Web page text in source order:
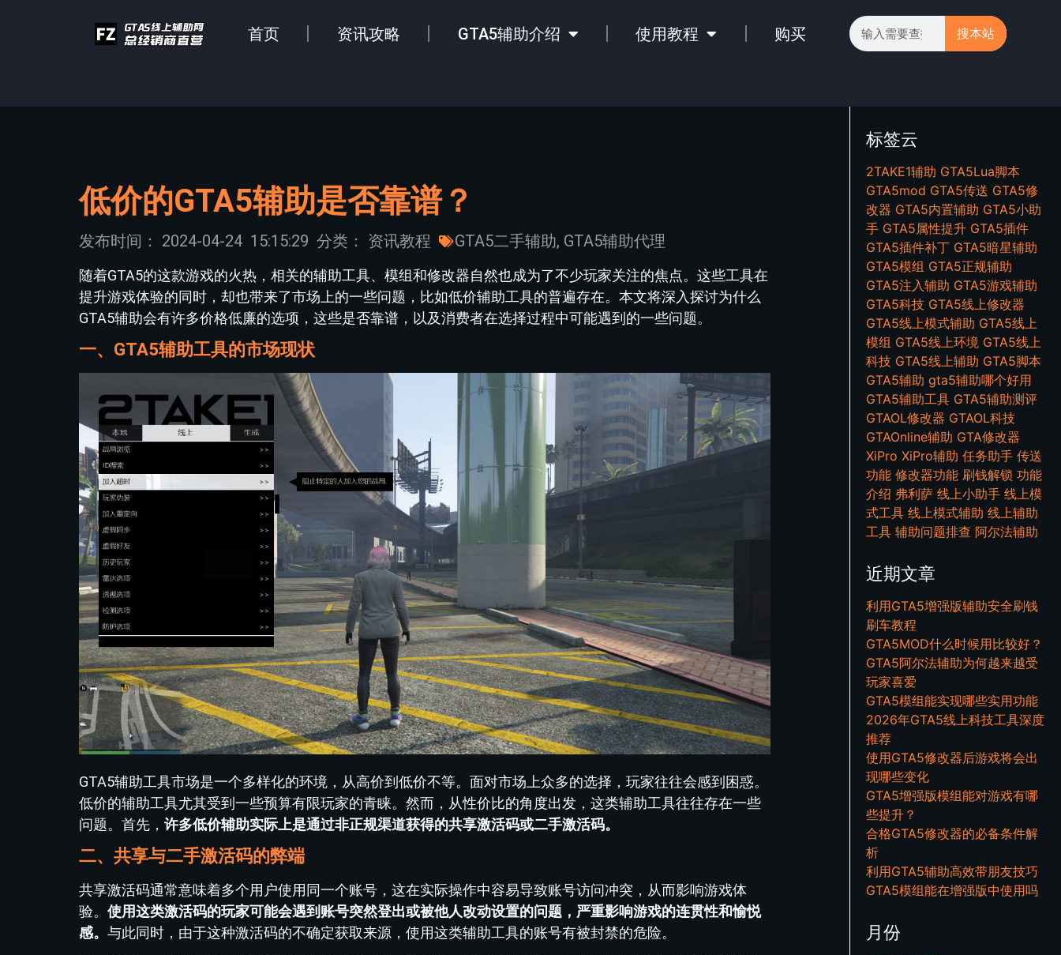
首页 资讯攻略 GTA5辅助介绍 使用教程 购买 搜本站
低价的GTA5辅助是否靠谱？
发布时间： 2024-04-24 15:15:29 分类： 资讯教程 GTA5二手辅助, GTA5辅助代理
随着GTA5的这款游戏的火热，相关的辅助工具、模组和修改器自然也成为了不少玩家关注的焦点。这些工具在
提升游戏体验的同时，却也带来了市场上的一些问题，比如低价辅助工具的普遍存在。本文将深入探讨为什么
GTA5辅助会有许多价格低廉的选项，这些是否靠谱，以及消费者在选择过程中可能遇到的一些问题。
一、GTA5辅助工具的市场现状
GTA5辅助工具市场是一个多样化的环境，从高价到低价不等。面对市场上众多的选择，玩家往往会感到困惑。
低价的辅助工具尤其受到一些预算有限玩家的青睐。然而，从性价比的角度出发，这类辅助工具往往存在一些
问题。首先， 许多低价辅助实际上是通过非正规渠道获得的共享激活码或二手激活码。
二、共享与二手激活码的弊端
共享激活码通常意味着多个用户使用同一个账号，这在实际操作中容易导致账号访问冲突，从而影响游戏体
验。 使用这类激活码的玩家可能会遇到账号突然登出或被他人改动设置的问题，严重影响游戏的连贯性和愉悦
感。 与此同时，由于这种激活码的不确定获取来源，使用这类辅助工具的账号有被封禁的危险。
标签云
2TAKE1辅助 GTA5Lua脚本
GTA5mod GTA5传送 GTA5修
改器 GTA5内置辅助 GTA5小助
手 GTA5属性提升 GTA5插件
GTA5插件补丁 GTA5暗星辅助
GTA5模组 GTA5正规辅助
GTA5注入辅助 GTA5游戏辅助
GTA5科技 GTA5线上修改器
GTA5线上模式辅助 GTA5线上
模组 GTA5线上环境 GTA5线上
科技 GTA5线上辅助 GTA5脚本
GTA5辅助 gta5辅助哪个好用
GTA5辅助工具 GTA5辅助测评
GTAOL修改器 GTAOL科技
GTAOnline辅助 GTA修改器
XiPro XiPro辅助 任务助手 传送
功能 修改器功能 刷钱解锁 功能
介绍 弗利萨 线上小助手 线上模
式工具 线上模式辅助 线上辅助
工具 辅助问题排查 阿尔法辅助
近期文章
利用GTA5增强版辅助安全刷钱
刷车教程
GTA5MOD什么时候用比较好？
GTA5阿尔法辅助为何越来越受
玩家喜爱
GTA5模组能实现哪些实用功能
2026年GTA5线上科技工具深度
推荐
使用GTA5修改器后游戏将会出
现哪些变化
GTA5增强版模组能对游戏有哪
些提升？
合格GTA5修改器的必备条件解
析
利用GTA5辅助高效带朋友技巧
GTA5模组能在增强版中使用吗
月份